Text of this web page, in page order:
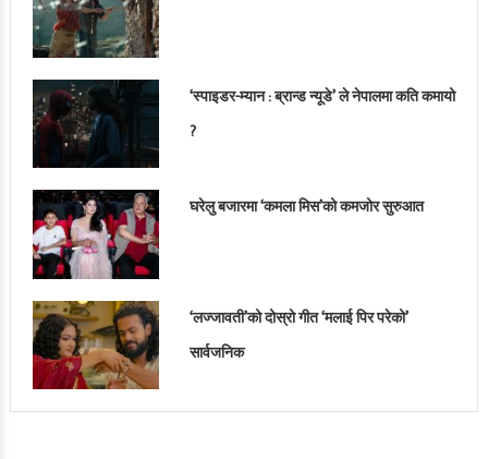
‘स्पाइडर-म्यान : ब्रान्ड न्यूडे’ ले नेपालमा कति कमायो
?
घरेलु बजारमा ‘कमला मिस’को कमजोर सुरुआत
‘लज्जावती’को दोस्रो गीत ‘मलाई पिर परेको’
सार्वजनिक